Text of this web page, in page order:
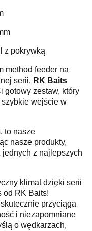
z pokrywką
method feeder na
serii, RK Baits
gotowy zestaw, który
szybkie wejście w
to nasze
nasze produkty,
z najlepszych
klimat dzięki serii
od RK Baits!
przyciąga
i niezapomniane
o wędkarzach,